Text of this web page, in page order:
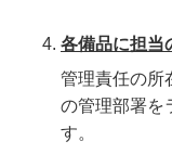
各備品に担当
管理責任の所
の管理部署を
す。